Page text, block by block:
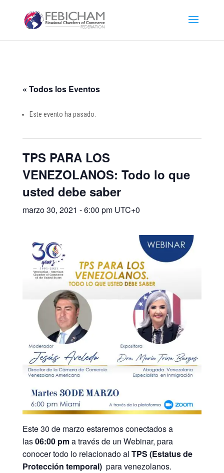
« Todos los Eventos
Este evento ha pasado.
TPS PARA LOS
VENEZOLANOS: Todo lo que
usted debe saber
marzo 30, 2021 - 6:00 pm UTC+0
Este 30 de marzo estaremos conectados a
las06:00 pma través de un Webinar, para
conocer todo lo relacionado al TPS (Estatus de
Protección temporal)para venezolanos.